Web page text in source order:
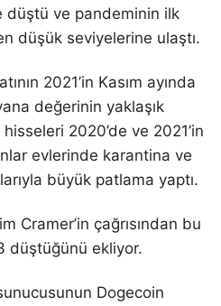
düştü ve pandeminin ilk
düşük seviyelerine ulaştı.
2021’in Kasım ayında
değerinin yaklaşık
2020’de ve 2021’in
evlerinde karantina ve
büyük patlama yaptı.
Cramer’in çağrısından bu
düştüğünü ekliyor.
Dogecoin